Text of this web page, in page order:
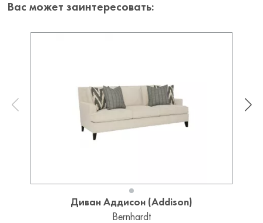
Вас может заинтересовать:
Диван Аддисон (Addison)
Bernhardt